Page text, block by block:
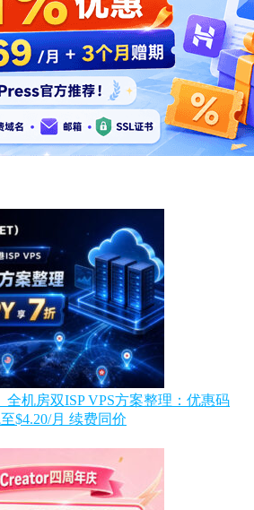
机房双ISP VPS方案整理：优惠码
$4.20/月 续费同价